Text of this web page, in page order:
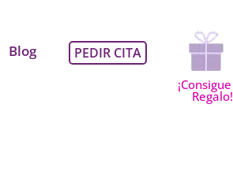
Blog PEDIR CITA
Regalo
Regalo!